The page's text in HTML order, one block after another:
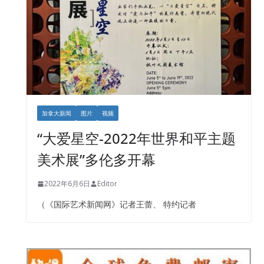
加拿大新闻 图片 视频
“大爱星空-2022年世界和平主题
美术展”多伦多开幕
2022年6月6日 Editor
（《国际艺术新闻网》记者王蕾、 特约记者